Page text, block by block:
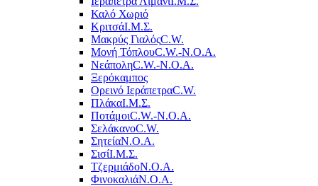
Καλό Χωριό
ΚριτσάΙ.Μ.Σ.
Μακρύς ΓιαλόςC.W.
Μονή ΤόπλουC.W.-Ν.Ο.Α.
ΝεάποληC.W.-Ν.Ο.Α.
Ξερόκαμπος
Ορεινό ΙεράπετραC.W.
ΠλάκαΙ.Μ.Σ.
ΠοτάμοιC.W.-Ν.Ο.Α.
ΣελάκανοC.W.
ΣητείαΝ.Ο.Α.
ΣισίΙ.Μ.Σ.
ΤζερμιάδοΝ.Ο.Α.
ΦινοκαλιάΝ.Ο.Α.